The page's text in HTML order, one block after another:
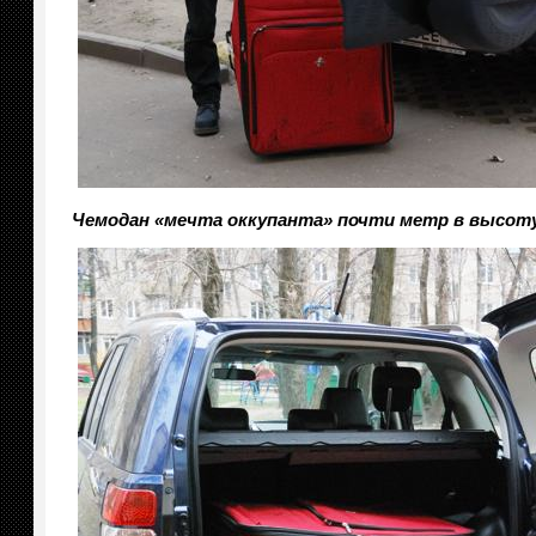
Чемодан «мечта оккупанта» почти метр в